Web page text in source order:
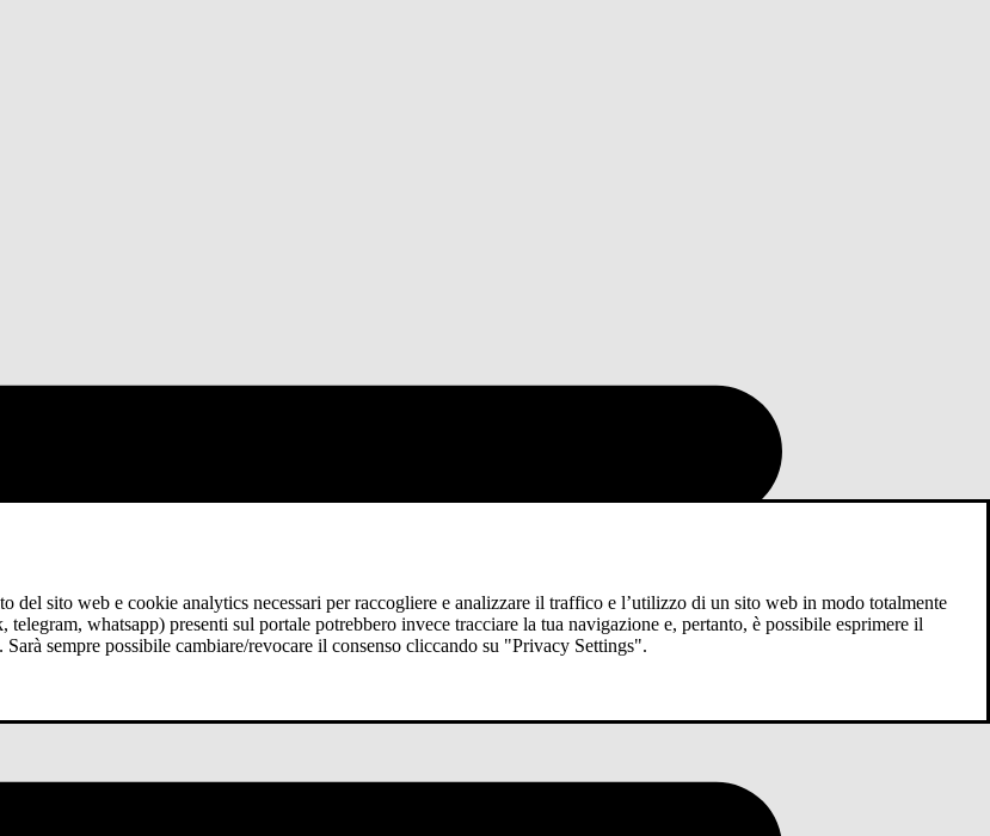
sito web e cookie analytics necessari per raccogliere e analizzare il traffico e l’utilizzo di un sito web in modo totalmente
whatsapp) presenti sul portale potrebbero invece tracciare la tua navigazione e, pertanto, è possibile esprimere il
sempre possibile cambiare/revocare il consenso cliccando su "Privacy Settings".